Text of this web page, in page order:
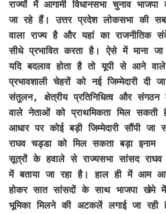
राज्यों में आगामी विधानसभा चुनाव
जा रहे हैं। उत्तर प्रदेश लोकसभा की
वाला राज्य है और यहां का राजनीतिक
सीधे प्रभावित करता है। ऐसे में माना
यदि बदलाव होता है तो यूपी से आने
प्रभावशाली चेहरों को नई जिम्मेदारी दी
संतुलन, क्षेत्रीय प्रतिनिधित्व और संगठन
वाले नेताओं को प्राथमिकता मिल सकती
आधार पर कोई बड़ी जिम्मेदारी सौंपी जा
राघव चड्डा को मिल सकता बड़ा इनाम
सूत्रों के हवाले से राज्यसभा सांसद राघव
में बताया जा रहा है। हाल ही में आम
होकर सात सांसदों के साथ भाजपा खेमे
भूमिका मिलने की अटकलें लगाई जा